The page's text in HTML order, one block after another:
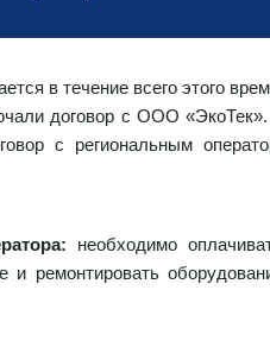
в течение всего этого
договор с ООО
с региональным
необходимо
и ремонтировать